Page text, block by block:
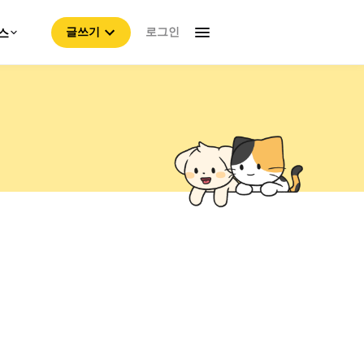
글쓰기 로그인